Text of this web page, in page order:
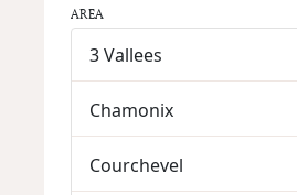
AREA
3 Vallees
Chamonix
Courchevel